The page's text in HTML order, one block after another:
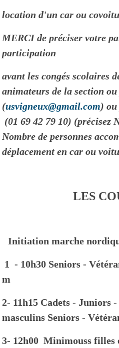
location d'un car ou
MERCIde préciser votre
participation
avant les congés scolaires
animateurs de la section
(usvigneux@gmail.com)
(01 69 42 79 10) (précisez
Nombre de personnes
déplacement en car ou
LES
Initiation marche
1 - 10h30 Seniors -
m
2- 11h15 Cadets - Juniors
masculins Seniors -
3- 12h00 Minimouss filles